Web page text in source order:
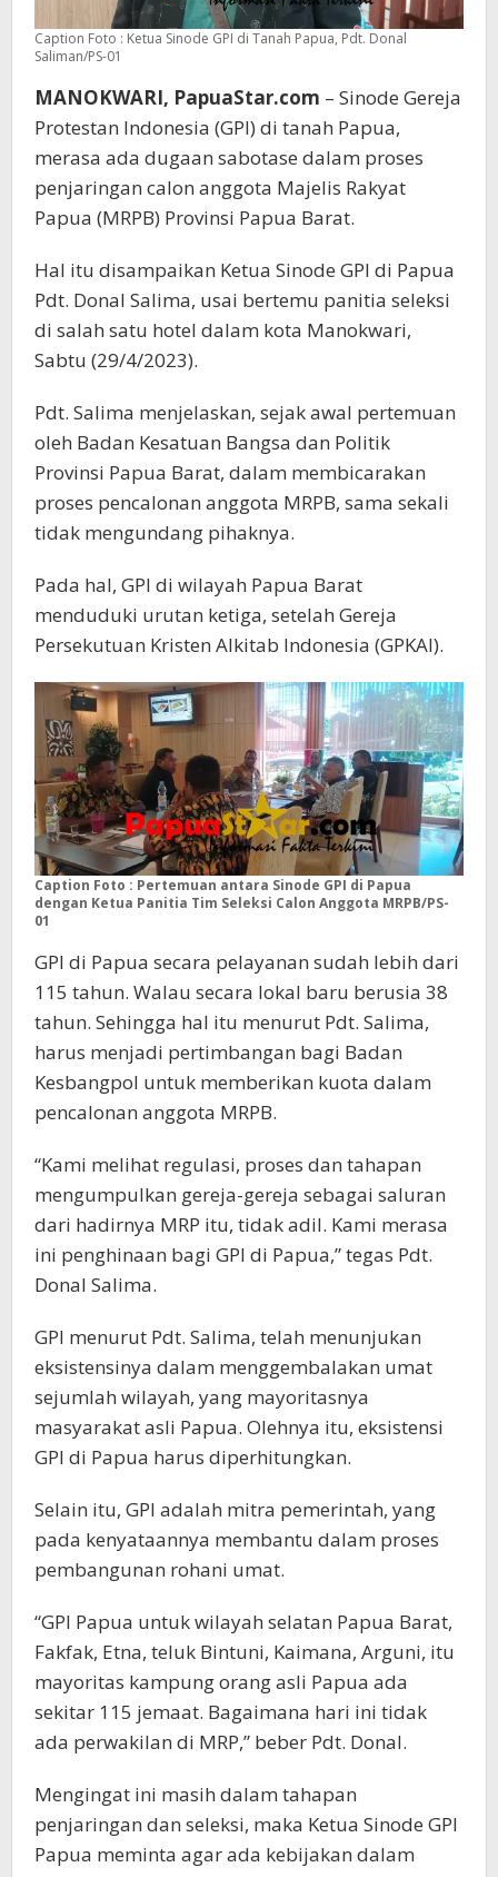
Caption Foto : Ketua Sinode GPI di Tanah Papua, Pdt. Donal
Saliman/PS-01
MANOKWARI, PapuaStar.com – Sinode Gereja
Protestan Indonesia (GPI) di tanah Papua,
merasa ada dugaan sabotase dalam proses
penjaringan calon anggota Majelis Rakyat
Papua (MRPB) Provinsi Papua Barat.
Hal itu disampaikan Ketua Sinode GPI di Papua
Pdt. Donal Salima, usai bertemu panitia seleksi
di salah satu hotel dalam kota Manokwari,
Sabtu (29/4/2023).
Pdt. Salima menjelaskan, sejak awal pertemuan
oleh Badan Kesatuan Bangsa dan Politik
Provinsi Papua Barat, dalam membicarakan
proses pencalonan anggota MRPB, sama sekali
tidak mengundang pihaknya.
Pada hal, GPI di wilayah Papua Barat
menduduki urutan ketiga, setelah Gereja
Persekutuan Kristen Alkitab Indonesia (GPKAI).
Caption Foto : Pertemuan antara Sinode GPI di Papua
dengan Ketua Panitia Tim Seleksi Calon Anggota MRPB/PS-
01
GPI di Papua secara pelayanan sudah lebih dari
115 tahun. Walau secara lokal baru berusia 38
tahun. Sehingga hal itu menurut Pdt. Salima,
harus menjadi pertimbangan bagi Badan
Kesbangpol untuk memberikan kuota dalam
pencalonan anggota MRPB.
“Kami melihat regulasi, proses dan tahapan
mengumpulkan gereja-gereja sebagai saluran
dari hadirnya MRP itu, tidak adil. Kami merasa
ini penghinaan bagi GPI di Papua,” tegas Pdt.
Donal Salima.
GPI menurut Pdt. Salima, telah menunjukan
eksistensinya dalam menggembalakan umat
sejumlah wilayah, yang mayoritasnya
masyarakat asli Papua. Olehnya itu, eksistensi
GPI di Papua harus diperhitungkan.
Selain itu, GPI adalah mitra pemerintah, yang
pada kenyataannya membantu dalam proses
pembangunan rohani umat.
“GPI Papua untuk wilayah selatan Papua Barat,
Fakfak, Etna, teluk Bintuni, Kaimana, Arguni, itu
mayoritas kampung orang asli Papua ada
sekitar 115 jemaat. Bagaimana hari ini tidak
ada perwakilan di MRP,” beber Pdt. Donal.
Mengingat ini masih dalam tahapan
penjaringan dan seleksi, maka Ketua Sinode GPI
Papua meminta agar ada kebijakan dalam